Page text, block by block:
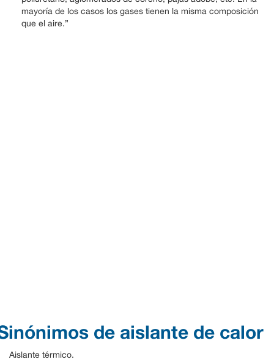
mayoría de los casos los gases tienen la misma composición
que el aire.”
de aislante de calor
Aislante térmico.